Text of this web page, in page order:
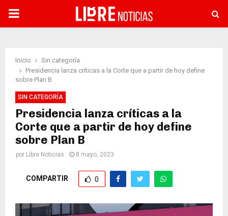
PRIMARY
Inicio
Sin categoría
Presidencia lanza críticas a la Corte que a partir de hoy define
sobre Plan B
SIN CATEGORÍA
Presidencia lanza críticas a la
Corte que a partir de hoy define
sobre Plan B
por Libre Noticias 8 mayo, 2023
COMPARTIR 0